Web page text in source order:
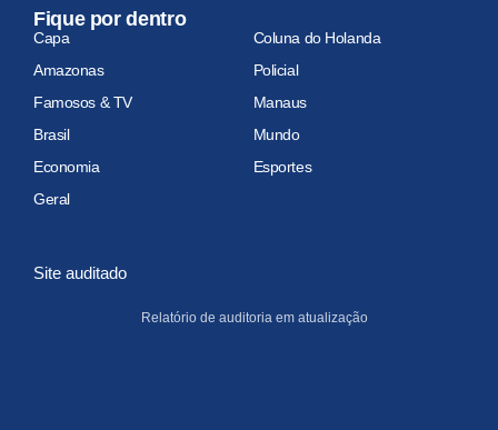
Fique por dentro
Capa
Coluna do Holanda
Amazonas
Policial
Famosos & TV
Manaus
Brasil
Mundo
Economia
Esportes
Geral
Site auditado
Relatório de auditoria em atualização